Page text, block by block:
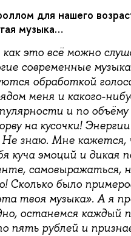
для нашего
музыка…
это всё можно
современные
обработкой
меня и какого-
и по
на кусочки!
знаю. Мне кажется,
куча эмоций и дикая
самовыражаться,
Сколько было
твоя музыка». А я
останемся каждый
пять рублей и